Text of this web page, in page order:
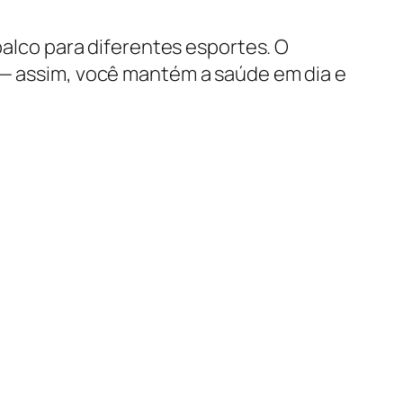
para diferentes esportes. O
você mantém a saúde em dia e